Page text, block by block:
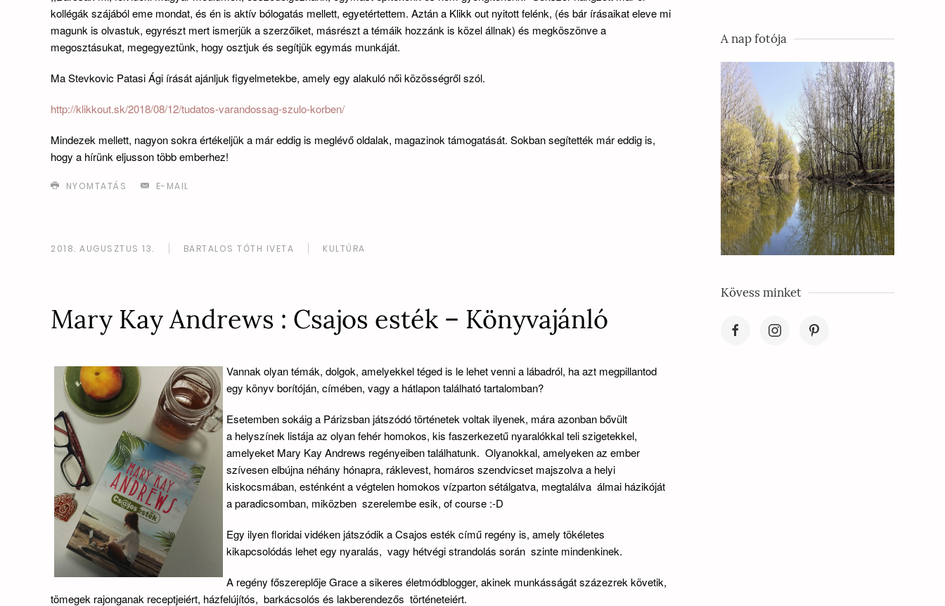
kollégák szájából eme mondat, és én is aktív bólogatás mellett, egyetértettem. Aztán a Klikk out nyitott felénk, (és bár írásaikat eleve mi
magunk is olvastuk, egyrészt mert ismerjük a szerzőiket, másrészt a témáik hozzánk is közel állnak) és megköszönve a
megosztásukat, megegyeztünk, hogy osztjuk és segítjük egymás munkáját.
Ma Stevkovic Patasi Ági írását ajánljuk figyelmetekbe, amely egy alakuló női közösségről szól.
http://klikkout.sk/2018/08/12/tudatos-varandossag-szulo-korben/
Mindezek mellett, nagyon sokra értékeljük a már eddig is meglévő oldalak, magazinok támogatását. Sokban segítették már eddig is,
hogy a hírünk eljusson több emberhez!
NYOMTATÁS E-MAIL
2018. AUGUSZTUS 13. BARTALOS TÓTH IVETA KULTÚRA
Mary Kay Andrews : Csajos esték – Könyvajánló
Vannak olyan témák, dolgok, amelyekkel téged is le lehet venni a lábadról, ha azt megpillantod
egy könyv borítóján, címében, vagy a hátlapon található tartalomban?
Esetemben sokáig a Párizsban játszódó történetek voltak ilyenek, mára azonban bővült
a helyszínek listája az olyan fehér homokos, kis faszerkezetű nyaralókkal teli szigetekkel,
amelyeket Mary Kay Andrews regényeiben találhatunk. Olyanokkal, amelyeken az ember
szívesen elbújna néhány hónapra, ráklevest, homáros szendvicset majszolva a helyi
kiskocsmában, esténként a végtelen homokos vízparton sétálgatva, megtalálva álmai házikóját
a paradicsomban, miközben szerelembe esik, of course :-D
Egy ilyen floridai vidéken játszódik a Csajos esték című regény is, amely tökéletes
kikapcsolódás lehet egy nyaralás, vagy hétvégi strandolás során szinte mindenkinek.
A regény főszereplője Grace a sikeres életmódblogger, akinek munkásságát százezrek követik,
tömegek rajonganak receptjeiért, házfelújítós, barkácsolós és lakberendezős történeteiért.
A nap fotója
Kövess minket